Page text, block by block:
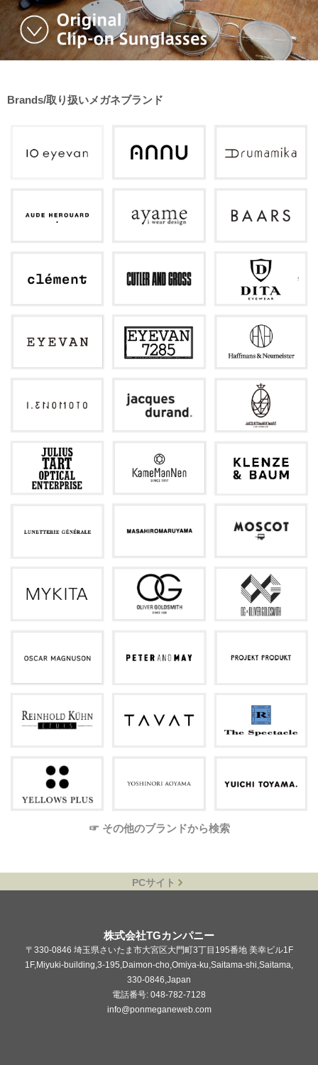
Brands/取り扱いメガネブランド
☞ その他のブランドから検索
PCサイト
株式会社TGカンパニー
〒330-0846 埼玉県さいたま市大宮区大門町3丁目195番地 美幸ビル1F
1F,Miyuki-building,3-195,Daimon-cho,Omiya-ku,Saitama-shi,Saitama,
330-0846,Japan
電話番号: 048-782-7128
info@ponmeganeweb.com